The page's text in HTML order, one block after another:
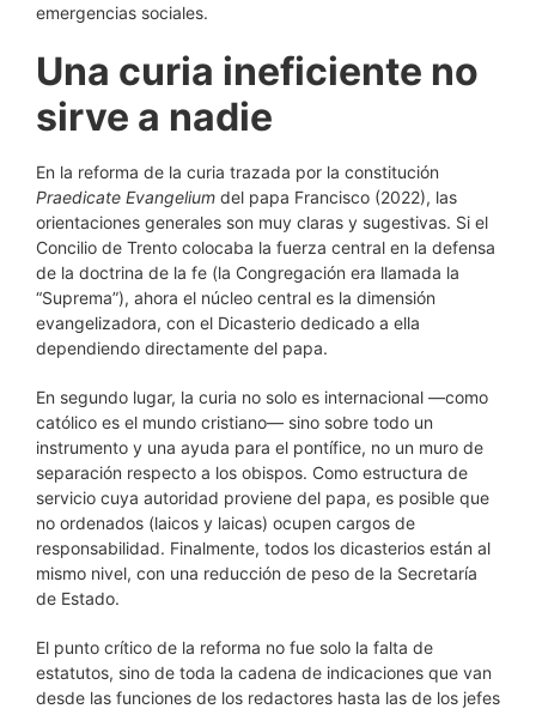
emergencias sociales.
Una curia ineficiente no
sirve a nadie
En la reforma de la curia trazada por la constitución
Praedicate Evangelium del papa Francisco (2022), las
orientaciones generales son muy claras y sugestivas. Si el
Concilio de Trento colocaba la fuerza central en la defensa
de la doctrina de la fe (la Congregación era llamada la
“Suprema”), ahora el núcleo central es la dimensión
evangelizadora, con el Dicasterio dedicado a ella
dependiendo directamente del papa.
En segundo lugar, la curia no solo es internacional —como
católico es el mundo cristiano— sino sobre todo un
instrumento y una ayuda para el pontífice, no un muro de
separación respecto a los obispos. Como estructura de
servicio cuya autoridad proviene del papa, es posible que
no ordenados (laicos y laicas) ocupen cargos de
responsabilidad. Finalmente, todos los dicasterios están al
mismo nivel, con una reducción de peso de la Secretaría
de Estado.
El punto crítico de la reforma no fue solo la falta de
estatutos, sino de toda la cadena de indicaciones que van
desde las funciones de los redactores hasta las de los jefes